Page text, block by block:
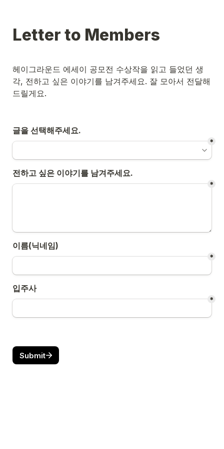
Letter to Members
헤이그라운드 에세이 공모전 수상작을 읽고 들었던 생
각, 전하고 싶은 이야기를 남겨주세요. 잘 모아서 전달해
드릴게요.
글을 선택해주세요.
*
전하고 싶은 이야기를 남겨주세요.
*
이름(닉네임)
*
입주사
*
Submit